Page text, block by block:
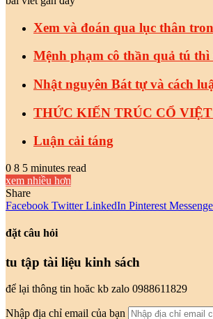
Xem và đoán qua lục thân
Mệnh phạm cô thần quả tú thì
Nhật nguyên Bát tự và cách
THỨC KIẾN TRÚC CỔ
Luận cải táng
0 8 5 minutes read
xem nhiều hơn
Share
Facebook Twitter LinkedIn Pinterest
đặt câu hỏi
tu tập tài liệu kinh sách
để lại thông tin hoăc kb zalo 0988611829
Nhập địa chỉ email của bạn